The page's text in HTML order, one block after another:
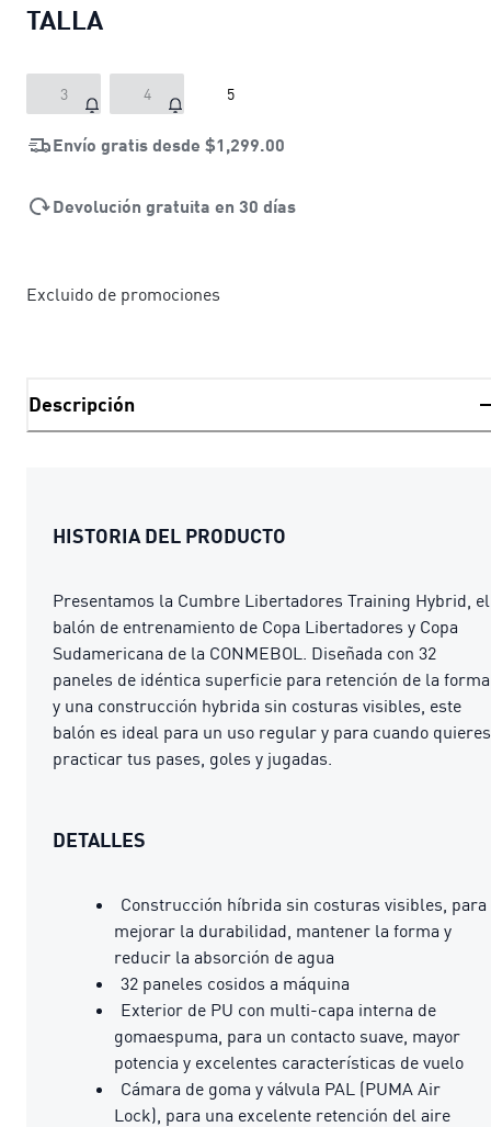
TALLA
3 4 5
Envío gratis desde $1,299.00
Devolución gratuita en 30 días
Excluido de promociones
Descripción
HISTORIA DEL PRODUCTO
Presentamos la Cumbre Libertadores Training Hybrid, el
balón de entrenamiento de Copa Libertadores y Copa
Sudamericana de la CONMEBOL. Diseñada con 32
paneles de idéntica superficie para retención de la forma
y una construcción hybrida sin costuras visibles, este
balón es ideal para un uso regular y para cuando quieres
practicar tus pases, goles y jugadas.
DETALLES
Construcción híbrida sin costuras visibles, para
mejorar la durabilidad, mantener la forma y
reducir la absorción de agua
32 paneles cosidos a máquina
Exterior de PU con multi-capa interna de
gomaespuma, para un contacto suave, mayor
potencia y excelentes características de vuelo
Cámara de goma y válvula PAL (PUMA Air
Lock), para una excelente retención del aire